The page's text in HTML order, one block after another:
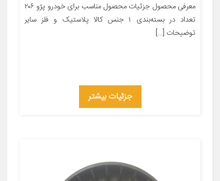
معرفی محصول جزئیات محصول مناسب برای خودرو پژو ۲۰۶
تعداد در بسته‌بندی ۱ جنس کالا پلاستیک و فلز سایر
توضیحات […]
جزئیات بیشتر